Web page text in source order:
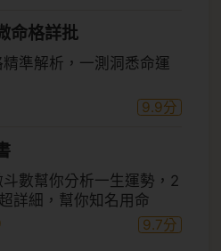
命格詳批
準解析，一測洞悉命運
9.9分
數幫你分析一生運勢，2
詳細，幫你知名用命
9.7分